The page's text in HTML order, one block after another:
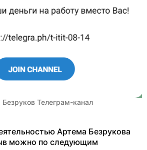
Телеграм-канал
Артема Безрукова
можно по следующим